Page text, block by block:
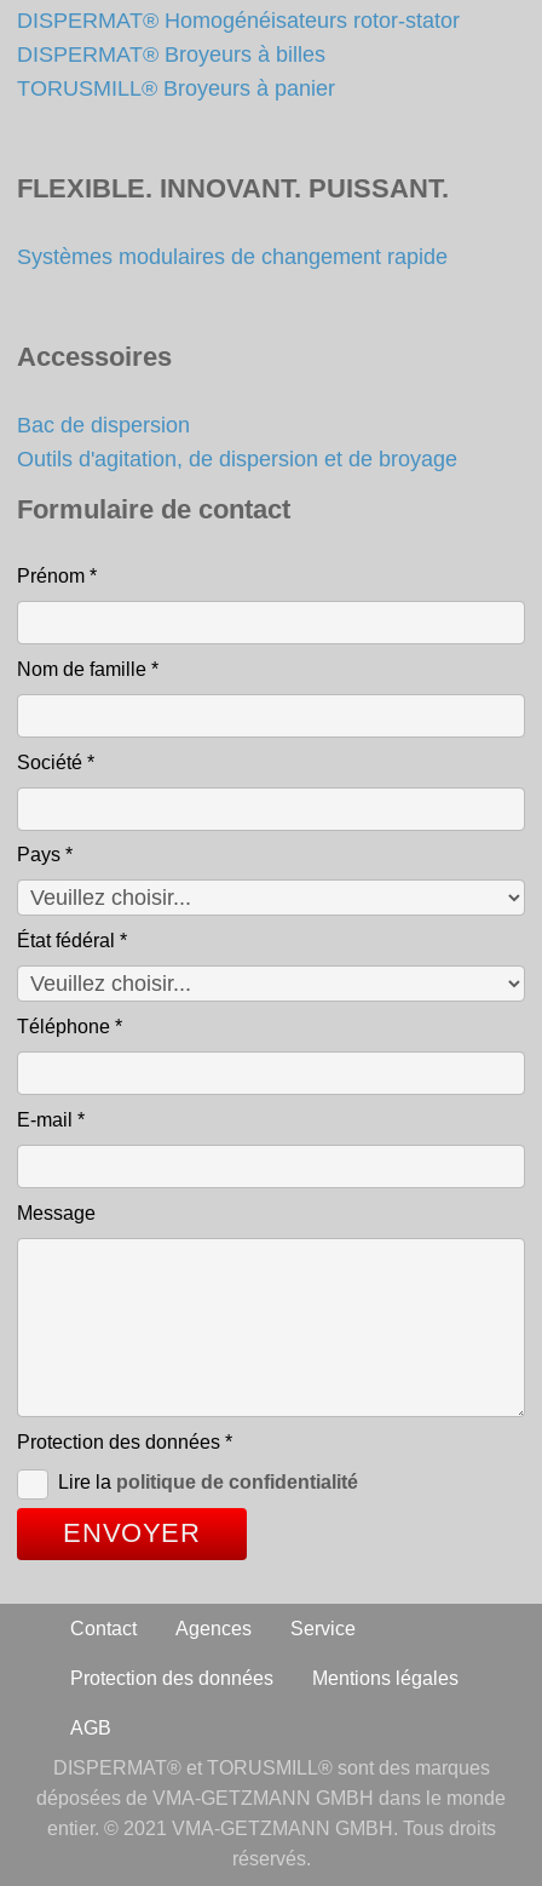
DISPERMAT® Homogénéisateurs rotor-stator
DISPERMAT® Broyeurs à billes
TORUSMILL® Broyeurs à panier
FLEXIBLE. INNOVANT. PUISSANT.
Systèmes modulaires de changement rapide
Accessoires
Bac de dispersion
Outils d'agitation, de dispersion et de broyage
Formulaire de contact
Contact
Prénom *
Nom de famille *
Société *
Pays *
État fédéral *
Téléphone *
E-mail *
Message
Protection des données *
Lire la politique de confidentialité
Contact Agences Service
Protection des données Mentions légales
AGB
DISPERMAT® et TORUSMILL® sont des marques
déposées de VMA-GETZMANN GMBH dans le monde
entier. © 2021 VMA-GETZMANN GMBH. Tous droits
réservés.